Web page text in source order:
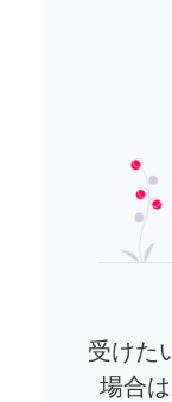
受けた
場合